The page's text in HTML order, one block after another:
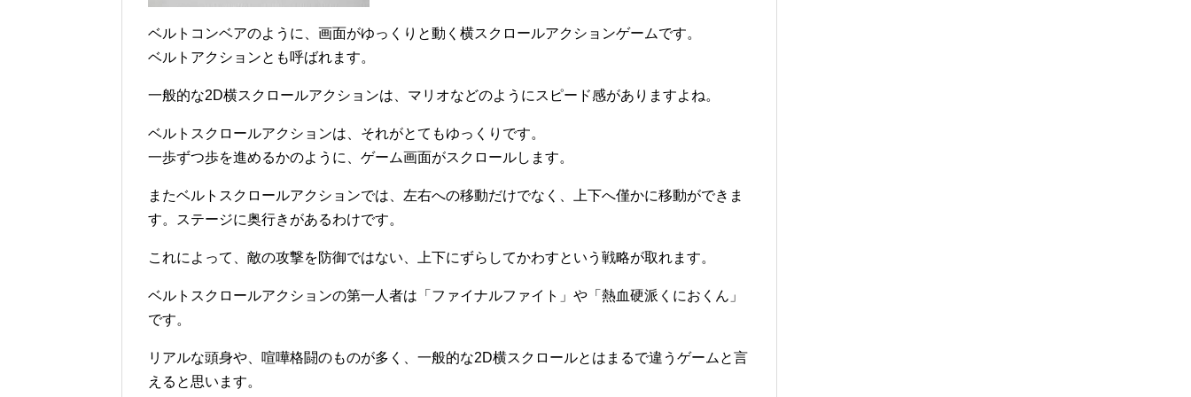
ベルトコンベアのように、画面がゆっくりと動く横スクロールアクションゲームです。
ベルトアクションとも呼ばれます。
一般的な2D横スクロールアクションは、マリオなどのようにスピード感がありますよね。
ベルトスクロールアクションは、それがとてもゆっくりです。
一歩ずつ歩を進めるかのように、ゲーム画面がスクロールします。
またベルトスクロールアクションでは、左右への移動だけでなく、上下へ僅かに移動ができま
す。ステージに奥行きがあるわけです。
これによって、敵の攻撃を防御ではない、上下にずらしてかわすという戦略が取れます。
ベルトスクロールアクションの第一人者は「ファイナルファイト」や「熱血硬派くにおくん」
です。
リアルな頭身や、喧嘩格闘のものが多く、一般的な2D横スクロールとはまるで違うゲームと言
えると思います。